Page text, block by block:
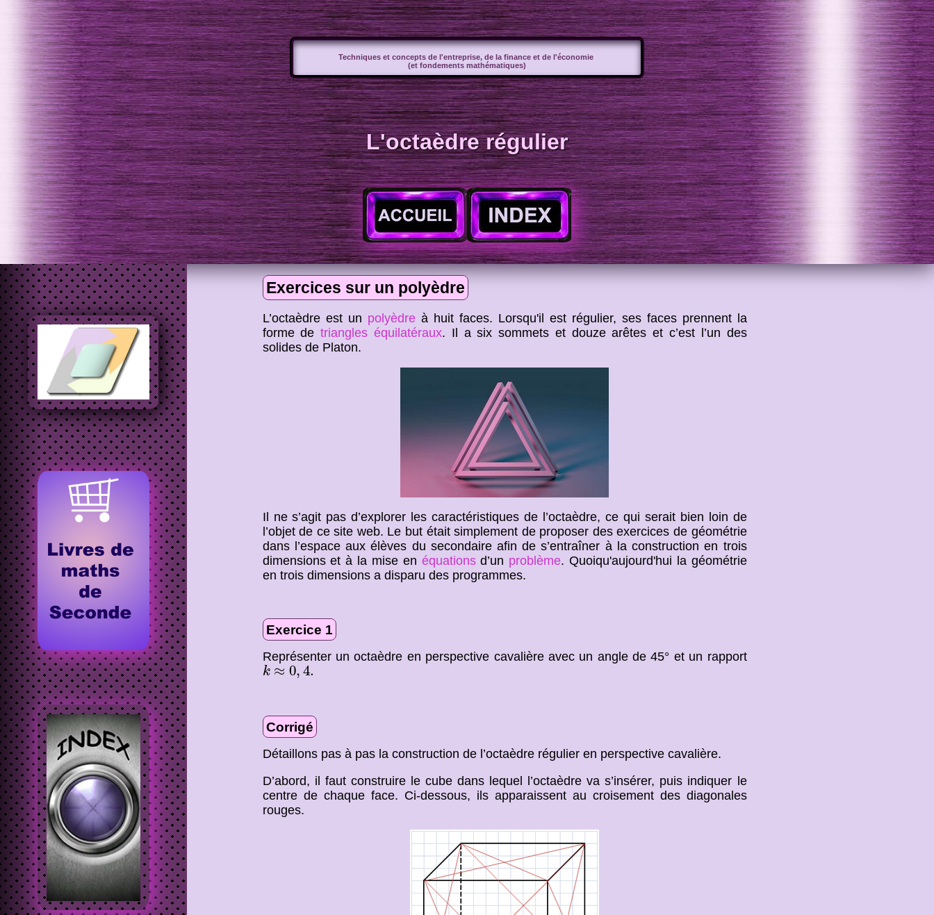
Techniques et concepts de l'entreprise, de la finance et de l'économie
(et fondements mathématiques)
L'octaèdre régulier
Exercices sur un polyèdre
L’octaèdre est un polyèdreà huit faces. Lorsqu'il est régulier, ses faces prennent la
forme detriangles équilatéraux. Il a six sommets et douze arêtes et c’est l’un des
solides de Platon.
Il ne s’agit pas d’explorer les caractéristiques de l’octaèdre, ce qui serait bien loin de
l’objet de ce site web. Le but était simplement de proposer des exercices de géométrie
dans l’espace aux élèves du secondaire afin de s’entraîner à la construction en trois
dimensions et à la mise en équationsd’un problème. Quoiqu'aujourd'hui la géométrie
en trois dimensions a disparu des programmes.
Exercice 1
Représenter un octaèdre en perspective cavalière avec un angle de 45° et un rapport
k ≈ 0, 4.
k≈0,4.
Corrigé
Détaillons pas à pas la construction de l’octaèdre régulier en perspective cavalière.
D’abord, il faut construire le cube dans lequel l’octaèdre va s’insérer, puis indiquer le
centre de chaque face. Ci-dessous, ils apparaissent au croisement des diagonales
rouges.